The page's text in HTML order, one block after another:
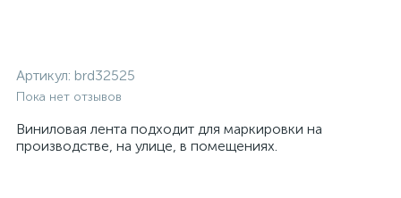
Артикул: brd32525
Пока нет отзывов
Виниловая лента подходит для маркировки на
производстве, на улице, в помещениях.